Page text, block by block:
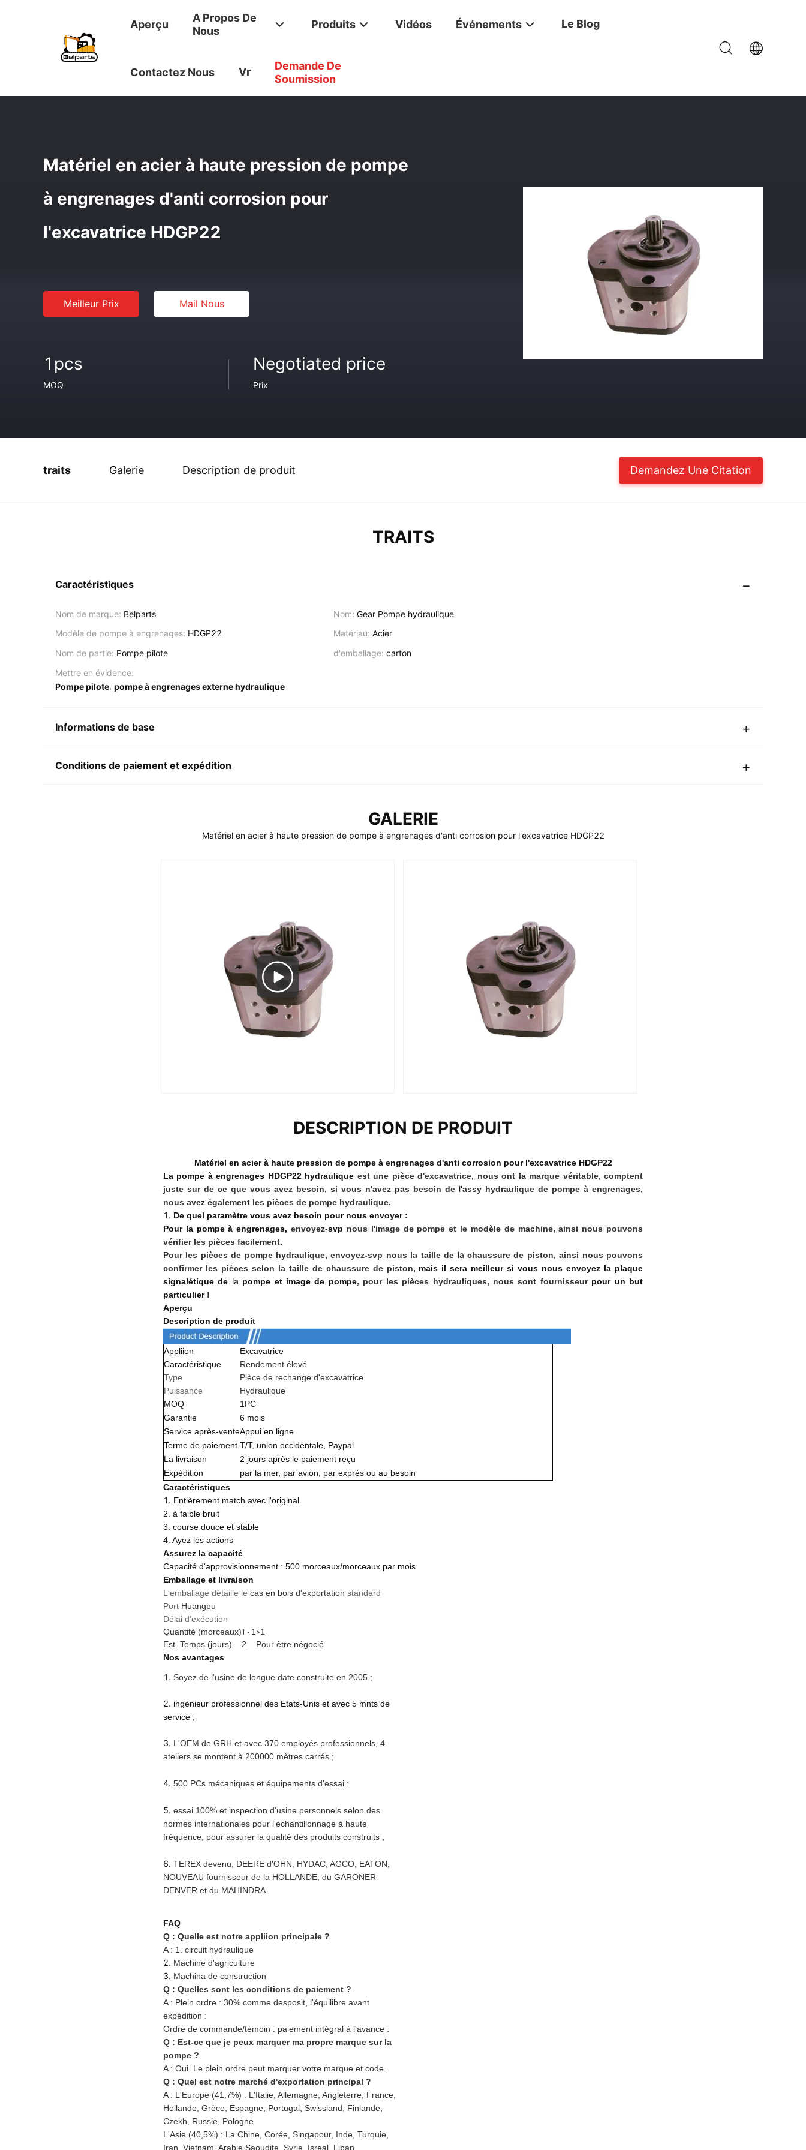
Aperçu
A Propos De
Nous
Produits Vidéos Événements Le Blog
Contactez Nous Vr
Demande De
Soumission
Aperçu / Produits Matériel En Acier À Haute Pression De Pompe À Engrenages D'anti Corrosion Pour L'excavatrice HDGP22
Matériel en acier à haute pression de pompe
à engrenages d'anti corrosion pour
l'excavatrice HDGP22
Meilleur Prix Mail Nous
1pcs
MOQ
Negotiated price
Prix
traits Galerie Description de produit Demandez Une Citation
TRAITS
Caractéristiques
Nom de marque: Belparts Nom: Gear Pompe hydraulique
Modèle de pompe à engrenages: HDGP22 Matériau: Acier
Nom de partie: Pompe pilote d'emballage: carton
Mettre en évidence:
Pompe pilote, pompe à engrenages externe hydraulique
Informations de base
Conditions de paiement et expédition
GALERIE
Matériel en acier à haute pression de pompe à engrenages d'anti corrosion pour l'excavatrice HDGP22
DESCRIPTION DE PRODUIT
Matériel en acier à haute pression de pompe à engrenages d'anti corrosion pour l'excavatrice HDGP22
La pompe à engrenages HDGP22 hydraulique est une pièce d'excavatrice, nous ont la marque véritable, comptent
juste sur de ce que vous avez besoin, si vous n'avez pas besoin de l'assy hydraulique de pompe à engrenages,
nous avez également les pièces de pompe hydraulique.
1. De quel paramètre vous avez besoin pour nous envoyer :
Pour la pompe à engrenages,envoyez-svp nous l'image de pompe et le modèle de machine, ainsi nous pouvons
vérifier les pièces facilement.
Pour les pièces de pompe hydraulique, envoyez-svp nous la taille de la chaussure de piston, ainsi nous pouvons
confirmer les pièces selon la taille de chaussure de piston, mais il sera meilleur si vous nous envoyez la plaque
signalétique de la pompe et image de pompe, pour les pièces hydrauliques, nous sont fournisseurpour un but
particulier !
Aperçu
Description de produit
Appliion
Excavatrice
Caractéristique
Rendement élevé
Type
Pièce de rechange d'excavatrice
Puissance
Hydraulique
MOQ
1PC
Garantie
6 mois
Service après-venteAppui en ligne
Terme de paiement T/T, union occidentale, Paypal
La livraison
2 jours après le paiement reçu
Expédition
par la mer, par avion, par exprès ou au besoin
Caractéristiques
1. Entièrement match avec l'original
2. à faible bruit
3. course douce et stable
4. Ayez les actions
Assurez la capacité
Capacité d'approvisionnement : 500 morceaux/morceaux par mois
Emballage et livraison
L'emballage détaille le cas en bois d'exportation standard
Port Huangpu
Délai d'exécution
Quantité (morceaux)1 - 1>1
Est. Temps (jours)
2
Pour être négocié
Nos avantages
1. Soyez de l'usine de longue date construite en 2005 ;
2. ingénieur professionnel des Etats-Unis et avec 5 mnts de
service ;
3. L'OEM de GRH et avec 370 employés professionnels, 4
ateliers se montent à 200000 mètres carrés ;
4. 500 PCs mécaniques et équipements d'essai :
5. essai 100% et inspection d'usine personnels selon des
normes internationales pour l'échantillonnage à haute
fréquence, pour assurer la qualité des produits construits ;
6. TEREX devenu, DEERE d'OHN, HYDAC, AGCO, EATON,
NOUVEAU fournisseur de la HOLLANDE, du GARONER
DENVER et du MAHINDRA.
FAQ
Q : Quelle est notre appliion principale ?
A : 1. circuit hydraulique
2. Machine d'agriculture
3. Machina de construction
Q : Quelles sont les conditions de paiement ?
A : Plein ordre : 30% comme desposit, l'équilibre avant
expédition :
Ordre de commande/témoin : paiement intégral à l'avance :
Q : Est-ce que je peux marquer ma propre marque sur la
pompe ?
A : Oui. Le plein ordre peut marquer votre marque et code.
Q : Quel est notre marché d'exportation principal ?
A : L'Europe (41,7%) : L'Italie, Allemagne, Angleterre, France,
Hollande, Grèce, Espagne, Portugal, Swissland, Finlande,
Czekh, Russie, Pologne
L'Asie (40,5%) : La Chine, Corée, Singapour, Inde, Turquie,
Iran, Vietnam, Arabie Saoudite, Syrie, Isreal, Liban